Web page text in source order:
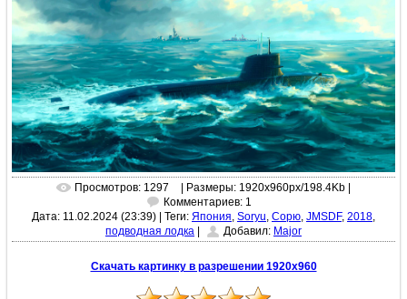
Просмотров: 1297
| Размеры: 1920x960px/198.4Kb |
Комментариев: 1
Дата: 11.02.2024 (23:39) | Теги: Япония, Soryu, Сорю, JMSDF, 2018,
подводная лодка | Добавил: Major
Скачать картинку в разрешении 1920x960